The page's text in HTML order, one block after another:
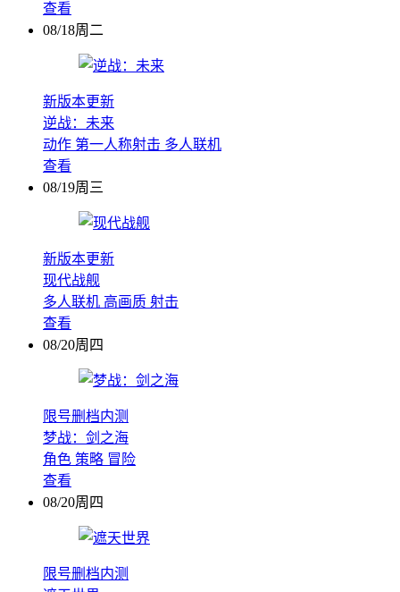
查看
08/18周二
新版本更新
逆战：未来
动作 第一人称射击 多人联机
查看
08/19周三
新版本更新
现代战舰
多人联机 高画质 射击
查看
08/20周四
限号删档内测
梦战：剑之海
角色 策略 冒险
查看
08/20周四
限号删档内测